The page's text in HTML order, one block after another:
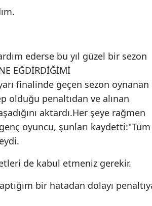
ederse bu yıl güzel bir sezon
EĞDİRDİĞİMİ
finalinde geçen sezon oynanan
olduğu penaltıdan ve alınan
aktardı.Her şeye rağmen
oyuncu, şunları kaydetti:"Tüm
de kabul etmeniz gerekir.
bir hatadan dolayı